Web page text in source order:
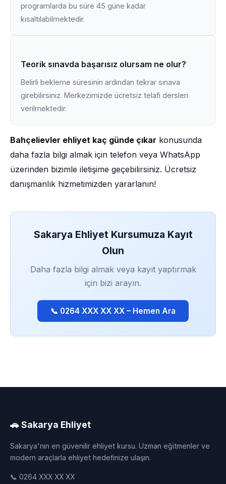
programlarda bu süre 45 güne kadar
kısaltılabilmektedir.
Teorik sınavda başarısız olursam ne olur?
Belirli bekleme süresinin ardından tekrar sınava
girebilirsiniz. Merkezimizde ücretsiz telafi dersleri
verilmektedir.
Bahçelievler ehliyet kaç günde çıkar konusunda
daha fazla bilgi almak için telefon veya WhatsApp
üzerinden bizimle iletişime geçebilirsiniz. Ücretsiz
danışmanlık hizmetimizden yararlanın!
Sakarya Ehliyet Kursumuza Kayıt
Olun
Daha fazla bilgi almak veya kayıt yaptırmak
için bizi arayın.
📞 0264 XXX XX XX – Hemen Ara
🚗 Sakarya Ehliyet
Sakarya'nın en güvenilir ehliyet kursu. Uzman eğitmenler ve
modern araçlarla ehliyet hedefinize ulaşın.
📞 0264 XXX XX XX